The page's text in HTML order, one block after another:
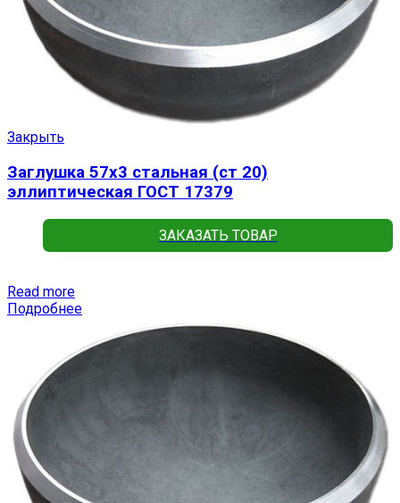
Закрыть
Заглушка 57х3 стальная (ст 20)
эллиптическая ГОСТ 17379
ЗАКАЗАТЬ ТОВАР
Read more
Подробнее